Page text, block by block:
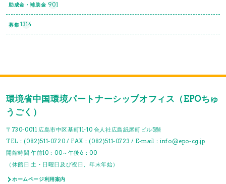
助成金・補助金 901
募集1314
環境省中国環境パートナーシップオフィス（EPOちゅ
うごく）
〒730-0011 広島市中区基町11-10 合人社広島紙屋町ビル5階
TEL：(082)511-0720 / FAX：(082)511-0723 / E-mail：info@epo-cg.jp
開館時間 午前10：00～午後6：00
（休館日 土・日曜日及び祝日、年末年始）
ホームページ利用案内